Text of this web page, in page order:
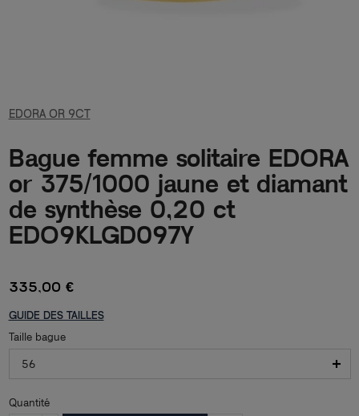
EDORA OR 9CT
Bague femme solitaire EDORA
or 375/1000 jaune et diamant
de synthèse 0,20 ct
EDO9KLGD097Y
335,00 €
GUIDE DES TAILLES
Taille bague
56
Quantité